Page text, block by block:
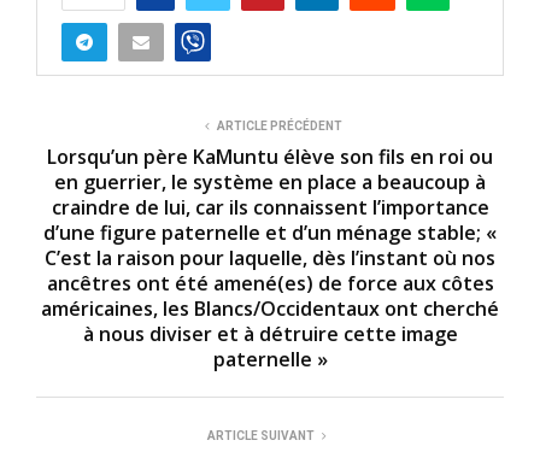
ARTICLE PRÉCÉDENT
Lorsqu’un père KaMuntu élève son fils en roi ou
en guerrier, le système en place a beaucoup à
craindre de lui, car ils connaissent l’importance
d’une figure paternelle et d’un ménage stable; «
C’est la raison pour laquelle, dès l’instant où nos
ancêtres ont été amené(es) de force aux côtes
américaines, les Blancs/Occidentaux ont cherché
à nous diviser et à détruire cette image
paternelle »
ARTICLE SUIVANT